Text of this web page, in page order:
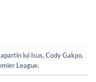
apartin lui Isus, Cody Gakpo,
League.